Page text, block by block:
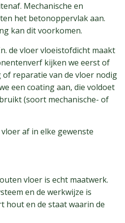
Mechanische en
het betonoppervlak aan.
kan dit voorkomen.
de vloer vloeistofdicht maakt
kijken we eerst of
reparatie van de vloer nodig
een coating aan, die voldoet
(soort mechanische- of
af in elke gewenste
vloer is echt maatwerk.
en de werkwijze is
hout en de staat waarin de